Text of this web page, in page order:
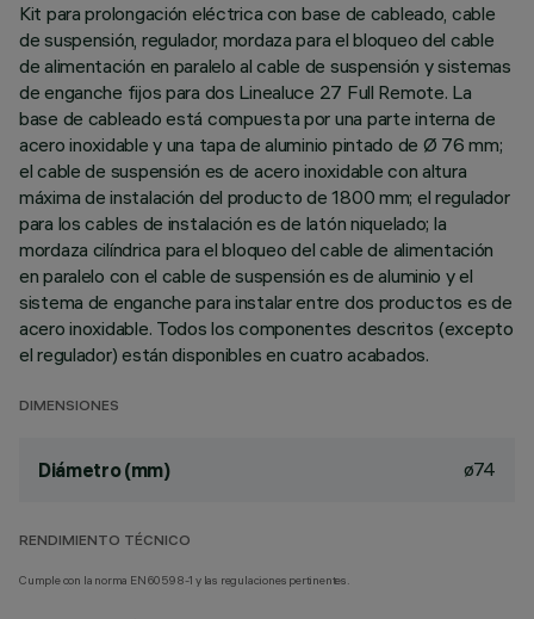
Kit para prolongación eléctrica con base de cableado, cable
de suspensión, regulador, mordaza para el bloqueo del cable
de alimentación en paralelo al cable de suspensión y sistemas
de enganche fijos para dos Linealuce 27 Full Remote. La
base de cableado está compuesta por una parte interna de
acero inoxidable y una tapa de aluminio pintado de Ø 76 mm;
el cable de suspensión es de acero inoxidable con altura
máxima de instalación del producto de 1800 mm; el regulador
para los cables de instalación es de latón niquelado; la
mordaza cilíndrica para el bloqueo del cable de alimentación
en paralelo con el cable de suspensión es de aluminio y el
sistema de enganche para instalar entre dos productos es de
acero inoxidable. Todos los componentes descritos (excepto
el regulador) están disponibles en cuatro acabados.
DIMENSIONES
Diámetro (mm) ø74
RENDIMIENTO TÉCNICO
Cumple con la norma EN60598-1 y las regulaciones pertinentes.